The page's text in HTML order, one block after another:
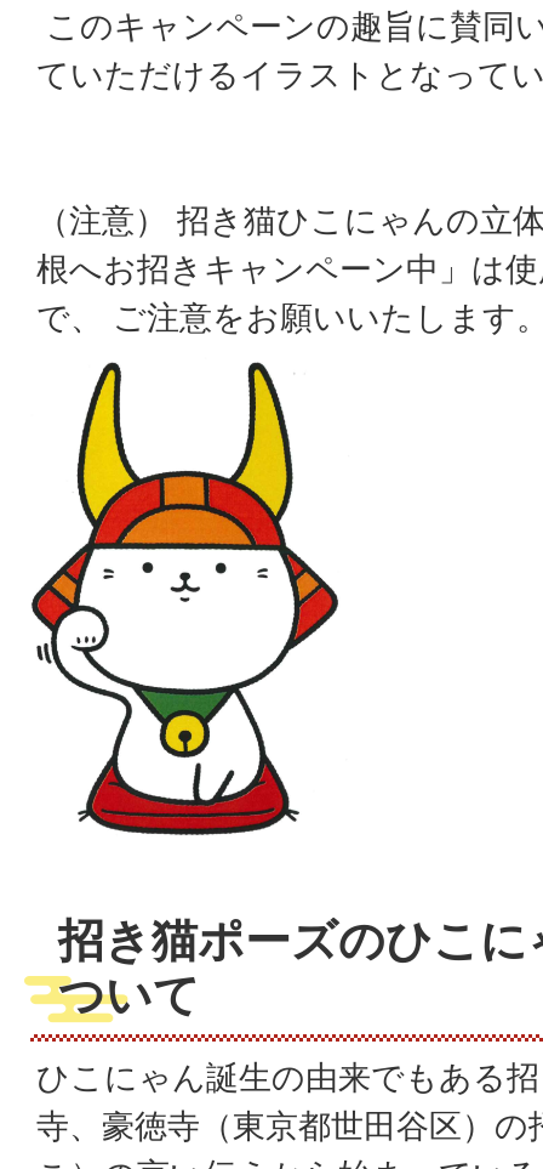
このキャンペーンの趣旨に賛同
ていただけるイラストとなって
（注意） 招き猫ひこにゃんの立
根へお招きキャンペーン中」は
で、 ご注意をお願いいたします
招き猫ポーズのひこ
ついて
ひこにゃん誕生の由来でもある
寺、豪徳寺（東京都世田谷区）